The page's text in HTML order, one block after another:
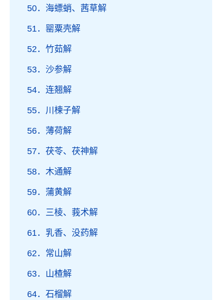
50．海螵蛸、茜草解
51．罂粟壳解
52．竹茹解
53．沙参解
54．连翘解
55．川楝子解
56．薄荷解
57．茯苓、茯神解
58．木通解
59．蒲黄解
60．三棱、莪术解
61．乳香、没药解
62．常山解
63．山楂解
64．石榴解